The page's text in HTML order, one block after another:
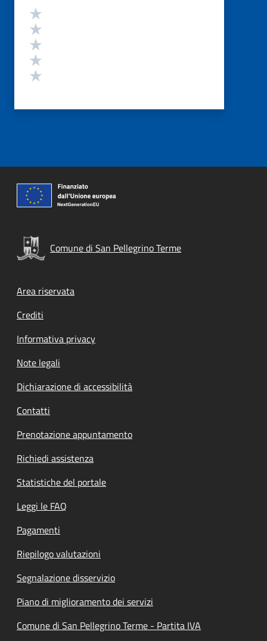
Valutazione
Comune di San Pellegrino Terme
Footer menu
Area riservata
Crediti
Informativa privacy
Note legali
Dichiarazione di accessibilità
Contatti
Prenotazione appuntamento
Richiedi assistenza
Statistiche del portale
Leggi le FAQ
Pagamenti
Riepilogo valutazioni
Segnalazione disservizio
Piano di miglioramento dei servizi
Comune di San Pellegrino Terme - Partita IVA